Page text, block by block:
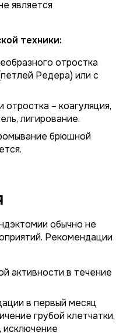
является
техники:
отростка
Редера) или с
– коагуляция,
лигирование.
брюшной
обычно не
Рекомендации
активности в течение
в первый месяц
грубой клетчатки,